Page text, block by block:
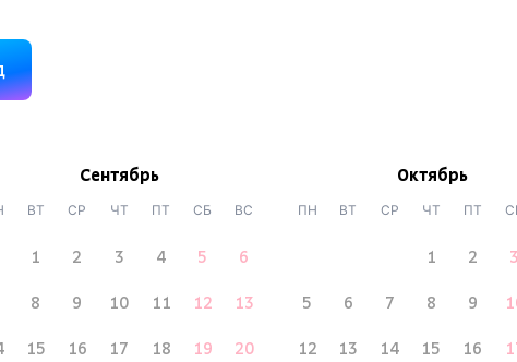
Сентябрь
ВТ СР ЧТ ПТ СБ ВС
1 2 3 4 5 6
8 9 10 11 12 13
15 16 17 18 19 20
Октябрь
ПН ВТ СР ЧТ ПТ
1 2 3
5 6 7 8 9
12 13 14 15 16